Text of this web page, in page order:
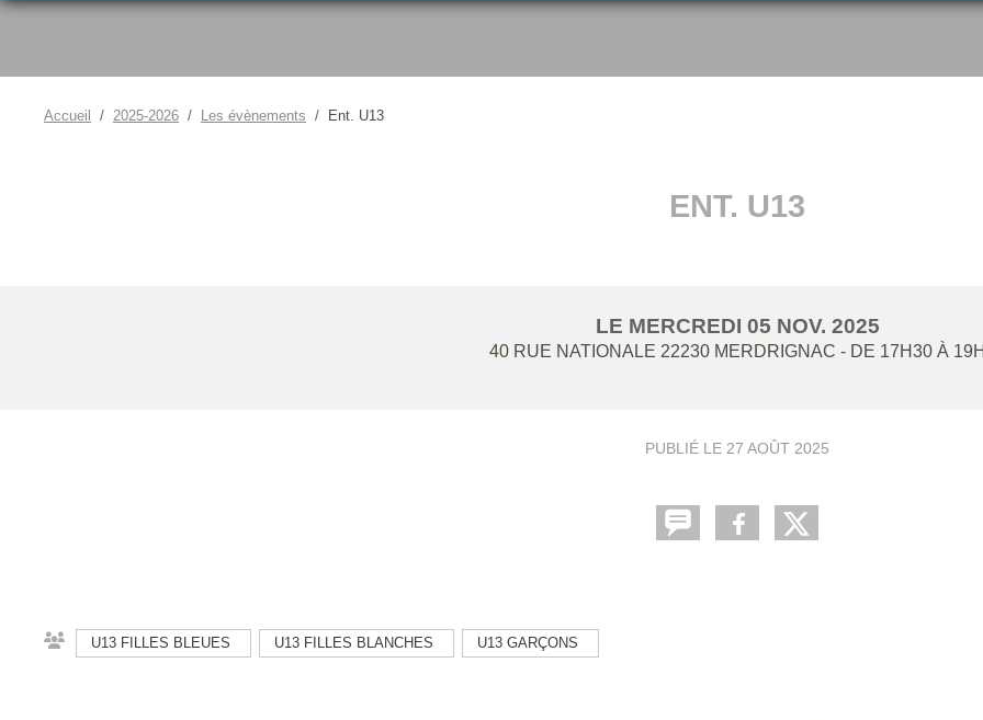
Accueil 2025-2026 Les évènements Ent. U13
ENT. U13
LE MERCREDI 05 NOV. 2025
40 RUE NATIONALE 22230 MERDRIGNAC - DE 17H30 À
PUBLIÉ LE 27 AOÛT 2025
U13 FILLES BLEUES U13 FILLES BLANCHES U13 GARÇONS